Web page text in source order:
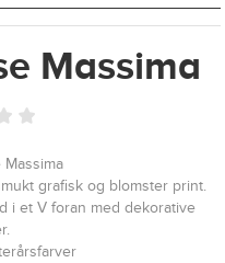
Massima
grafisk og blomster print.
i et V foran med dekorative